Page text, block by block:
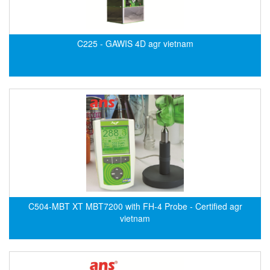
EXAIR
EXOR
FDM/ F.lli Della Marca Srl
FESTO
FHF (EATON Crouse-Hinds)
Fife/ Maxcess
C225 - GAWIS 4D agr vietnam
C504-MBT XT MBT7200 with FH-4 Probe - Certified agr
vietnam